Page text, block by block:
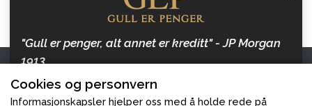
Kontakt oss
Gull er Penger
Cookies og personvern
Informasjonskapsler hjelper oss med å holde rede på
"Gull er penger, alt annet er kreditt" - JP Morgan
1913
Hold deg oppdatert med artikler om penger, inflasjon
og gull, og hvordan beskytte dine verdier.